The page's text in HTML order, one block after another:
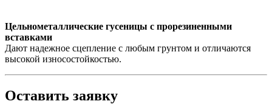
Цельнометаллические гусеницы с прорезиненными
вставками
Дают надежное сцепление с любым грунтом и отличаются
высокой износостойкостью.
Оставить заявку